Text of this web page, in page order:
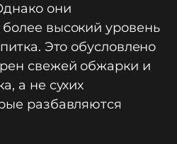
они
высокий уровень
Это обусловлено
свежей обжарки и
а не сухих
разбавляются